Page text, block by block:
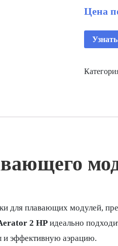
Цена
для плавающих модулей,
2 HPидеально
и эффективную аэрацию.